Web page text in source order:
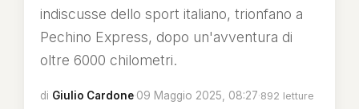
indiscusse dello sport italiano, trionfano a
Pechino Express, dopo un'avventura di
oltre 6000 chilometri.
di Giulio Cardone·09 Maggio 2025, 08:27·892 letture